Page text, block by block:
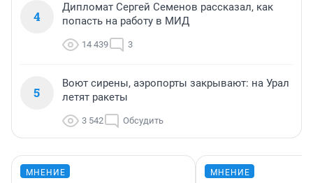
4
Дипломат Сергей Семенов рассказал, как
попасть на работу в МИД
14 439 3
5
Воют сирены, аэропорты закрывают: на Урал
летят ракеты
3 542 Обсудить
МНЕНИЕ МНЕНИЕ